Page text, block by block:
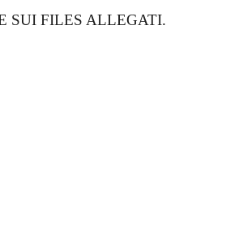
SUI FILES ALLEGATI.